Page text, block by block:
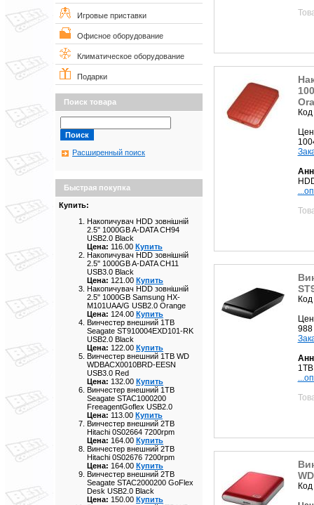
Игровые приставки
Офисное оборудование
Климатическое оборудование
Подарки
Поиск товара
Расширенный поиск
Быстрая покупка
Купить:
Накопичувач HDD зовнішній
2.5" 1000GB A-DATA CH94
USB2.0 Black
Цена: 116.00 Купить
Накопичувач HDD зовнішній
2.5" 1000GB A-DATA CH11
USB3.0 Black
Цена: 121.00 Купить
Накопичувач HDD зовнішній
2.5" 1000GB Samsung HX-
M101UAA/G USB2.0 Orange
Цена: 124.00 Купить
Винчестер внешний 1TB
Seagate ST910004EXD101-RK
USB2.0 Black
Цена: 122.00 Купить
Винчестер внешний 1TB WD
WDBACX0010BRD-EESN
USB3.0 Red
Цена: 132.00 Купить
Винчестер внешний 1TB
Seagate STAC1000200
FreeagentGoflex USB2.0
Цена: 113.00 Купить
Винчестер внешний 2TB
Hitachi 0S02664 7200rpm
Цена: 164.00 Купить
Винчестер внешний 2TB
Hitachi 0S02676 7200rpm
Цена: 164.00 Купить
Винчестер внешний 2TB
Seagate STAC2000200 GoFlex
Desk USB2.0 Black
Цена: 150.00 Купить